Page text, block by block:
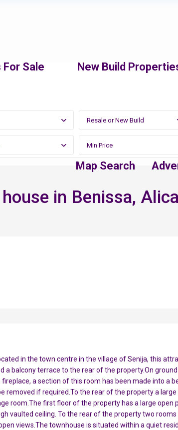
Sale New Build
Map Search
Resale or New Build
in Benissa,
in the town centre in the village of Senija, this
a balcony terrace to the rear of the property.On
a section of this room has been made into a
removed if required.To the rear of the property a large
room.The first floor of the property has a large open
vaulted ceiling. To the rear of the property two rooms
views.The townhouse is situated within a quiet